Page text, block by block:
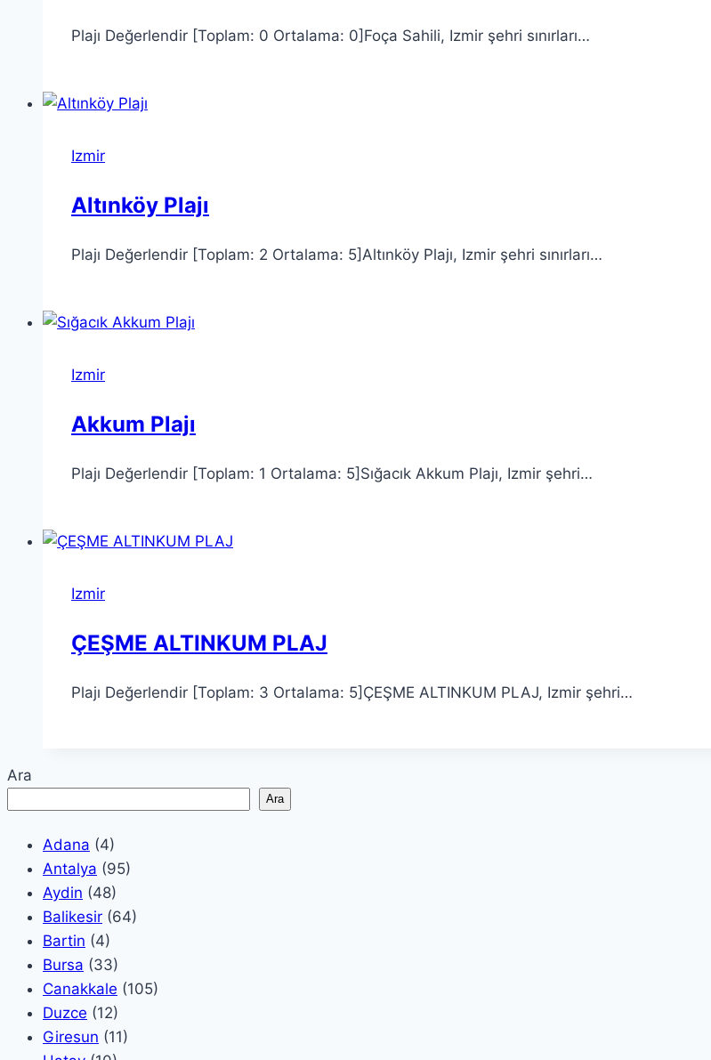
Plajı Değerlendir [Toplam: 0 Ortalama: 0]Foça Sahili, Izmir şehri sınırları…
Izmir
Altınköy Plajı
Plajı Değerlendir [Toplam: 2 Ortalama: 5]Altınköy Plajı, Izmir şehri sınırları…
Izmir
Akkum Plajı
Plajı Değerlendir [Toplam: 1 Ortalama: 5]Sığacık Akkum Plajı, Izmir şehri…
Izmir
ÇEŞME ALTINKUM PLAJ
Plajı Değerlendir [Toplam: 3 Ortalama: 5]ÇEŞME ALTINKUM PLAJ, Izmir şehri…
Ara
Ara
Adana (4)
Antalya (95)
Aydin (48)
Balikesir (64)
Bartin (4)
Bursa (33)
Canakkale (105)
Duzce (12)
Giresun (11)